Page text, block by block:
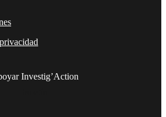
Investig’Action